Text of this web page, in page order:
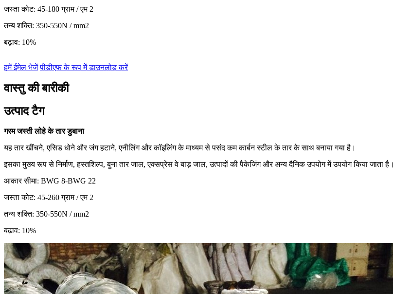
जस्ता कोट: 45-180 ग्राम / एम 2
तन्य शक्ति: 350-550N / mm2
बढ़ाव: 10%
हमें ईमेल भेजें पीडीएफ के रूप में डाउनलोड करें
वास्तु की बारीकी
उत्पाद टैग
गरम जस्ती लोहे के तार डुबाना
यह तार खींचने, एसिड धोने और जंग हटाने, एनीलिंग और कॉइलिंग के माध्यम से पसंद कम कार्बन स्टील के तार के साथ बनाया गया है।
इसका मुख्य रूप से निर्माण, हस्तशिल्प, बुना तार जाल, एक्सप्रेस वे बाड़ जाल, उत्पादों की पैकेजिंग और अन्य दैनिक उपयोग में उपयोग किया जाता है।
आकार सीमा: BWG 8-BWG 22
जस्ता कोट: 45-260 ग्राम / एम 2
तन्य शक्ति: 350-550N / mm2
बढ़ाव: 10%